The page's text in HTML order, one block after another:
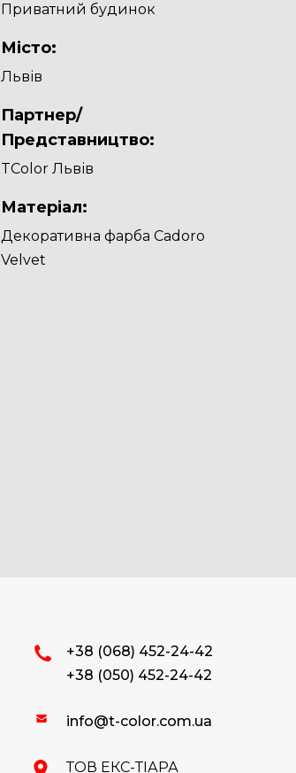
Приватний будинок
Місто:
Львів
Партнер/
Представництво:
TColor Львів
Матеріал:
Декоративна фарба Cadoro
Velvet
+38 (068) 452-24-42
+38 (050) 452-24-42
info@t-color.com.ua
ТОВ ЕКС-ТІАРА